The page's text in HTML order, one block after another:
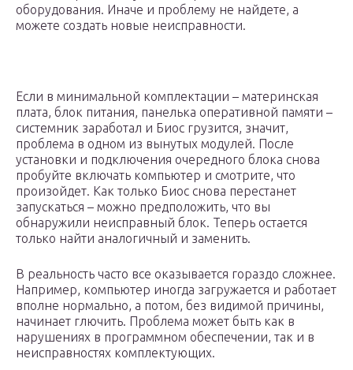
оборудования. Иначе и проблему не найдете, а
можете создать новые неисправности.
Если в минимальной комплектации – материнская
плата, блок питания, панелька оперативной памяти –
системник заработал и Биос грузится, значит,
проблема в одном из вынутых модулей. После
установки и подключения очередного блока снова
пробуйте включать компьютер и смотрите, что
произойдет. Как только Биос снова перестанет
запускаться – можно предположить, что вы
обнаружили неисправный блок. Теперь остается
только найти аналогичный и заменить.
В реальность часто все оказывается гораздо сложнее.
Например, компьютер иногда загружается и работает
вполне нормально, а потом, без видимой причины,
начинает глючить. Проблема может быть как в
нарушениях в программном обеспечении, так и в
неисправностях комплектующих.